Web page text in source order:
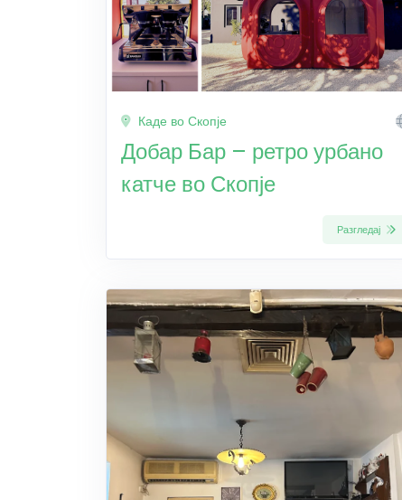
Каде во Скопје
Добар Бар – ретро урбано
катче во Скопје
Разгледај